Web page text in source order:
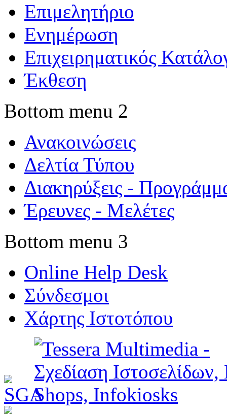
Επιμελητήριο
Ενημέρωση
Επιχειρηματικός
Έκθεση
Bottom menu 2
Ανακοινώσεις
Δελτία Τύπου
Διακηρύξεις -
Έρευνες - Μελέτες
Bottom menu 3
Online Help Desk
Σύνδεσμοι
Χάρτης Ιστοτόπου